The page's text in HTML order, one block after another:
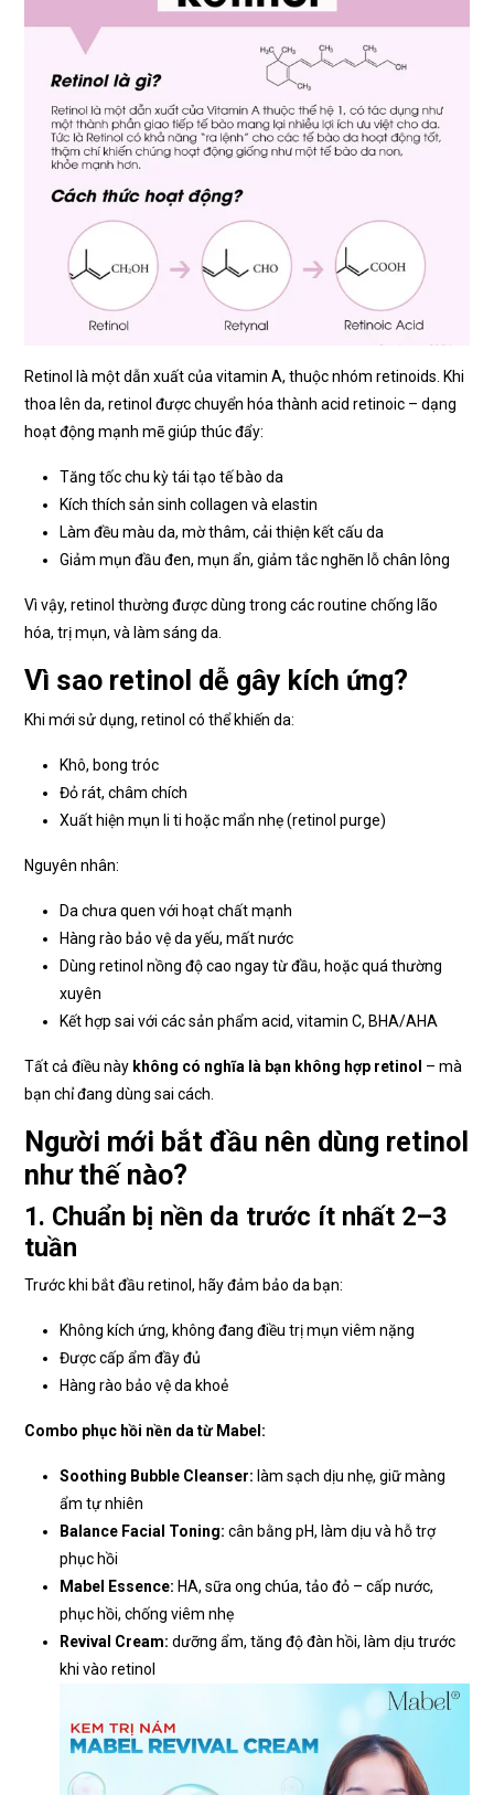
Retinol là một dẫn xuất của vitamin A, thuộc nhóm retinoids. Khi
thoa lên da, retinol được chuyển hóa thành acid retinoic – dạng
hoạt động mạnh mẽ giúp thúc đẩy:
Tăng tốc chu kỳ tái tạo tế bào da
Kích thích sản sinh collagen và elastin
Làm đều màu da, mờ thâm, cải thiện kết cấu da
Giảm mụn đầu đen, mụn ẩn, giảm tắc nghẽn lỗ chân lông
Vì vậy, retinol thường được dùng trong các routine chống lão
hóa, trị mụn, và làm sáng da.
Vì sao retinol dễ gây kích ứng?
Khi mới sử dụng, retinol có thể khiến da:
Khô, bong tróc
Đỏ rát, châm chích
Xuất hiện mụn li ti hoặc mẩn nhẹ (retinol purge)
Nguyên nhân:
Da chưa quen với hoạt chất mạnh
Hàng rào bảo vệ da yếu, mất nước
Dùng retinol nồng độ cao ngay từ đầu, hoặc quá thường
xuyên
Kết hợp sai với các sản phẩm acid, vitamin C, BHA/AHA
Tất cả điều này không có nghĩa là bạn không hợp retinol – mà
bạn chỉ đang dùng sai cách.
Người mới bắt đầu nên dùng retinol
như thế nào?
1. Chuẩn bị nền da trước ít nhất 2–3
tuần
Trước khi bắt đầu retinol, hãy đảm bảo da bạn:
Không kích ứng, không đang điều trị mụn viêm nặng
Được cấp ẩm đầy đủ
Hàng rào bảo vệ da khoẻ
Combo phục hồi nền da từ Mabel:
Soothing Bubble Cleanser: làm sạch dịu nhẹ, giữ màng
ẩm tự nhiên
Balance Facial Toning: cân bằng pH, làm dịu và hỗ trợ
phục hồi
Mabel Essence: HA, sữa ong chúa, tảo đỏ – cấp nước,
phục hồi, chống viêm nhẹ
Revival Cream: dưỡng ẩm, tăng độ đàn hồi, làm dịu trước
khi vào retinol